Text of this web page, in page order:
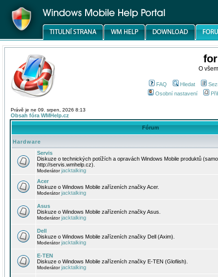
O
FAQ Hledat
Osobní nastavení
Právě je ne 09. srpen, 2026 8:13
Obsah fóra WMHelp.cz
Fórum
Hardware
Servis
Diskuze o technických potížích a opravách Windows Mobile produktů
http://servis.wmhelp.cz).
Moderátorjacktalking
Acer
Diskuze o Windows Mobile zařízeních značky Acer.
Moderátorjacktalking
Asus
Diskuze o Windows Mobile zařízeních značky Asus.
Moderátorjacktalking
Dell
Diskuze o Windows Mobile zařízeních značky Dell (Axim).
Moderátorjacktalking
E-TEN
Diskuze o Windows Mobile zařízeních značky E-TEN (Glofiish).
Moderátorjacktalking